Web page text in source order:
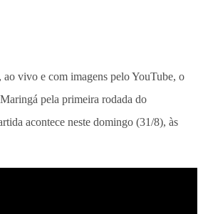
ao vivo e com imagens pelo YouTube, o
pela primeira rodada do
acontece neste domingo (31/8), às